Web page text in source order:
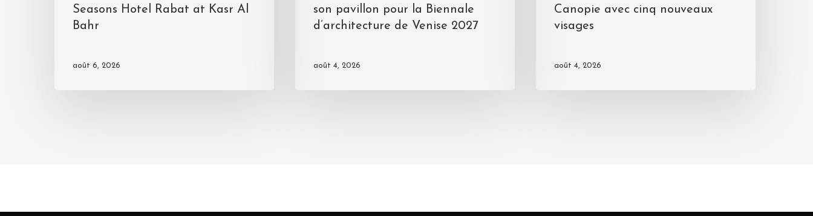
Seasons Hotel Rabat at Kasr Al
Bahr
août 6, 2026
son pavillon pour la Biennale
d’architecture de Venise 2027
août 4, 2026
Canopie avec cinq nouveaux
visages
août 4, 2026